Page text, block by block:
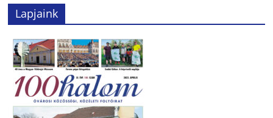
Lapjaink